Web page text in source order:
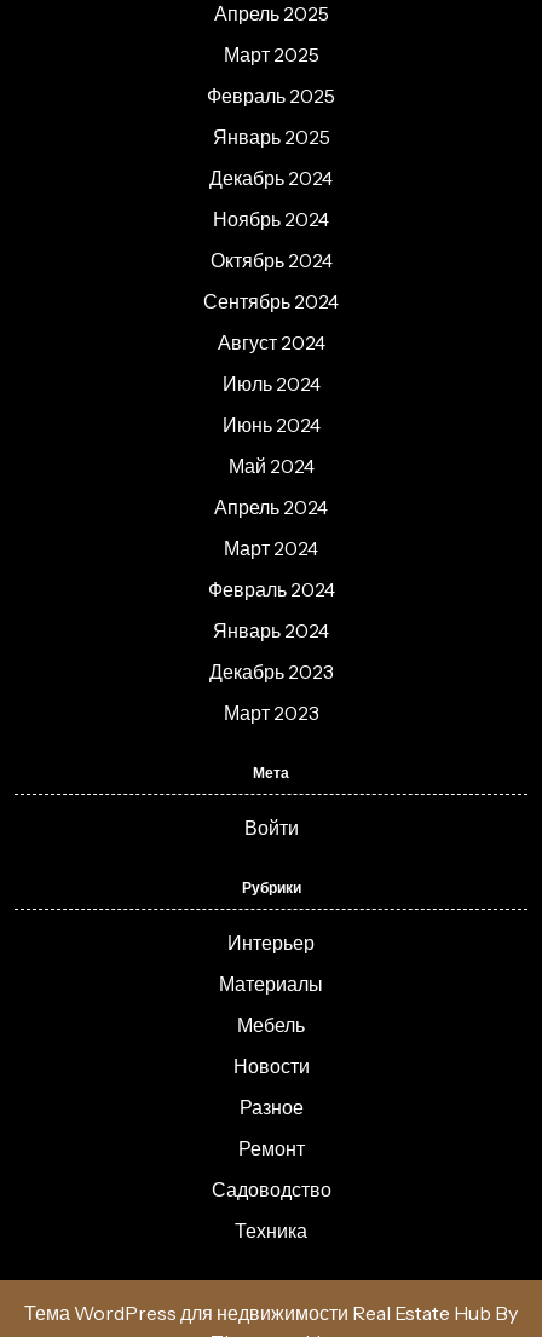
Апрель 2025
Март 2025
Февраль 2025
Январь 2025
Декабрь 2024
Ноябрь 2024
Октябрь 2024
Сентябрь 2024
Август 2024
Июль 2024
Июнь 2024
Май 2024
Апрель 2024
Март 2024
Февраль 2024
Январь 2024
Декабрь 2023
Март 2023
Мета
Войти
Рубрики
Интерьер
Материалы
Мебель
Новости
Разное
Ремонт
Садоводство
Техника
Тема WordPress для недвижимости Real Estate Hub By